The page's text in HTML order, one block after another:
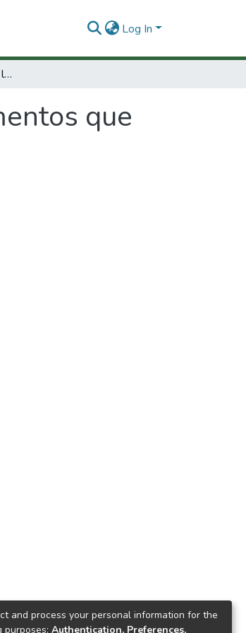
Log In
Información general sobre los documentos que conforman el SAAPI.
que
and process your personal information for the
Authentication, Preferences,